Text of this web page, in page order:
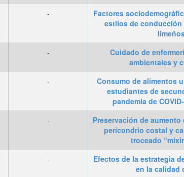
-
Factores
estilos de
-
Cuidado de
ambientales y
-
Consumo de alimentos
estudiantes de
pandemia de
-
Preservación de
pericondrio costal y
troceado
-
Efectos de la estrategia
en la calidad